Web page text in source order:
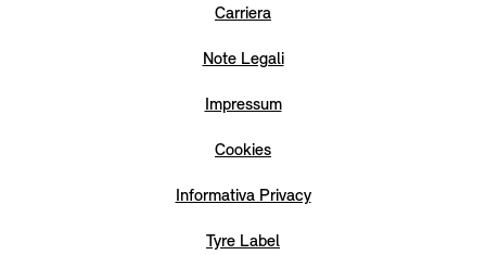
Carriera
Note Legali
Impressum
Cookies
Informativa Privacy
Tyre Label